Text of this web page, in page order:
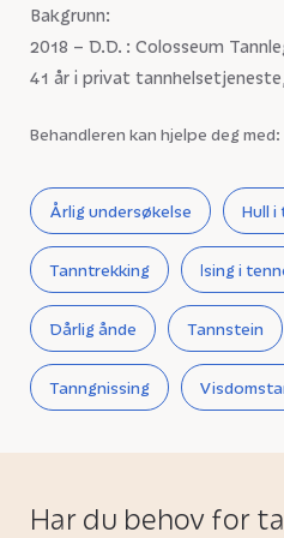
Bakgrunn:
2018 – D.D. : Colosseum
41 år i privat
Behandleren kan hjelpe deg med:
Årlig undersøkelse Hull i
Tanntrekking Ising i
Dårlig ånde Tannstein
Tanngnissing
Har du behov for